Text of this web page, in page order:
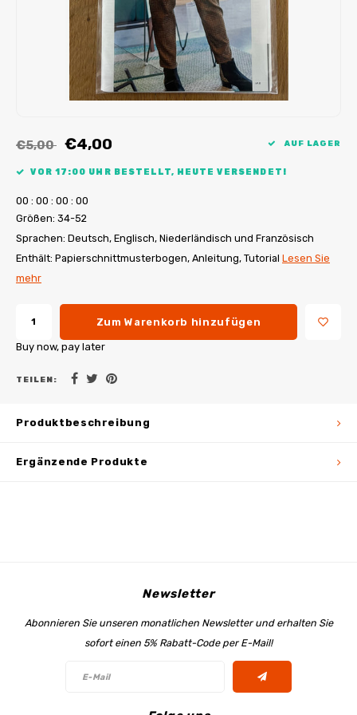
My Image Tutorials
My Image Korrekturen
B-Trendy Korrekturen
Applikationen
Ebook Plotservice
€5,00 €4,00 AUF LAGER
VOR 17:00 UHR BESTELLT, HEUTE VERSENDET!
00 : 00 : 00 : 00
Größen: 34-52
Sprachen: Deutsch, Englisch, Niederländisch und Französisch
Enthält: Papierschnittmusterbogen, Anleitung, Tutorial Lesen Sie
mehr
Zum Warenkorb hinzufügen
Buy now, pay later
TEILEN:
Produktbeschreibung
Ergänzende Produkte
Newsletter
Abonnieren Sie unseren monatlichen Newsletter und erhalten Sie
sofort einen 5% Rabatt-Code per E-Mail!